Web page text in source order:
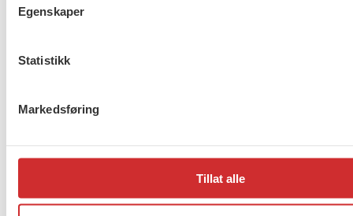
Egenskaper
Statistikk
Markedsføring
Tillat alle
About us (English)
Mariboes gate 13
0506 OSLO